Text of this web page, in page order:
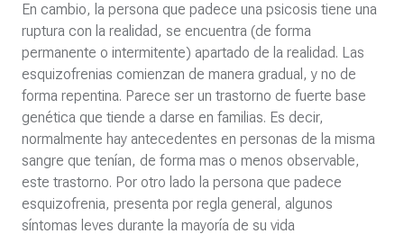
En cambio, la persona que padece una psicosis tiene una
ruptura con la realidad, se encuentra (de forma
permanente o intermitente) apartado de la realidad. Las
esquizofrenias comienzan de manera gradual, y no de
forma repentina. Parece ser un trastorno de fuerte base
genética que tiende a darse en familias. Es decir,
normalmente hay antecedentes en personas de la misma
sangre que tenían, de forma mas o menos observable,
este trastorno. Por otro lado la persona que padece
esquizofrenia, presenta por regla general, algunos
síntomas leves durante la mayoría de su vida